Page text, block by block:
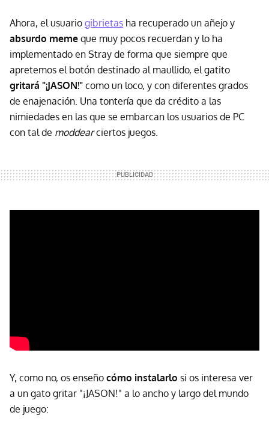
Ahora, el usuario gibrietas ha recuperado un añejo y
absurdo meme que muy pocos recuerdan y lo ha
implementado en Stray de forma que siempre que
apretemos el botón destinado al maullido, el gatito
gritará "¡JASON!" como un loco, y con diferentes grados
de enajenación. Una tontería que da crédito a las
nimiedades en las que se embarcan los usuarios de PC
con tal de moddearciertos juegos.
Y, como no, os enseño cómo instalarlo si os interesa ver
a un gato gritar "¡JASON!" a lo ancho y largo del mundo
de juego: